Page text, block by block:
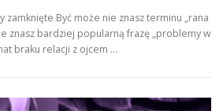
zamknięte Być może nie znasz terminu „rana
znasz bardziej popularną frazę „problemy w
braku relacji z ojcem …